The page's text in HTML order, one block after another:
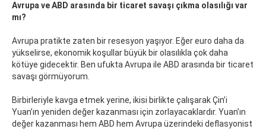
Avrupa ve ABD arasında bir ticaret savaşı çıkma olasılığı var
mı?
Avrupa pratikte zaten bir resesyon yaşıyor. Eğer euro daha da
yükselirse, ekonomik koşullar büyük bir olasılıkla çok daha
kötüye gidecektir. Ben ufukta Avrupa ile ABD arasında bir ticaret
savaşı görmüyorum.
Birbirleriyle kavga etmek yerine, ikisi birlikte çalışarak Çin’i
Yuan’ın yeniden değer kazanması için zorlayacaklardır. Yuan’ın
değer kazanması hem ABD hem Avrupa üzerindeki deflasyonist